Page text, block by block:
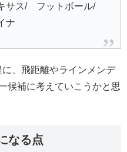
サス/ フットボール/
ナ
、飛距離やラインメンデ
候補に考えていこうかと思
なる点